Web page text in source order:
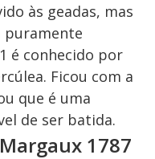
às geadas, mas
puramente
é conhecido por
Ficou com a
que é uma
de ser batida.
1787